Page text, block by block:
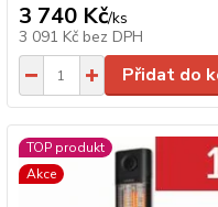
3 740 Kč/ks
3 091 Kč bez DPH
Přidat do
TOP produkt
Akce